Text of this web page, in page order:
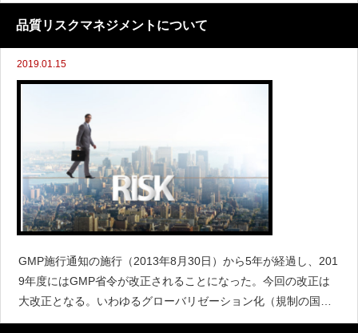
品質リスクマネジメントについて
2019.01.15
GMP施行通知の施行（2013年8月30日）から5年が経過し、201
9年度にはGMP省令が改正されることになった。今回の改正は
大改正となる。いわゆるグローバリゼーション化（規制の国際
整合）が目的であろう。その中において、品質リスクマネジメ